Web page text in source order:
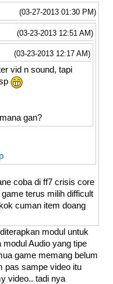
(03-27-2013 01:30 PM)
(03-23-2013 12:51 AM)
(03-23-2013 12:17 AM)
vid n sound, tapi
gan?
coba di ff7 crisis core
terus milih difficult
cuman item doang
modul untuk
Audio yang tipe
game memang belum
pas sampe video itu
video.. tadi nya